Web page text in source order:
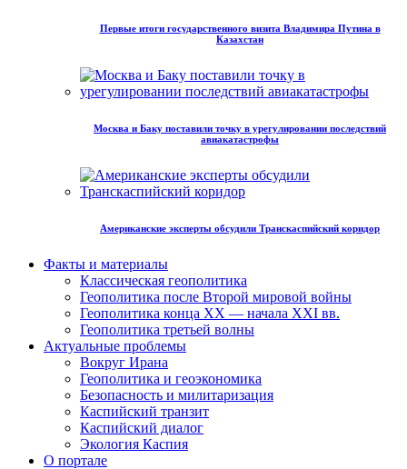
Первые итоги государственного визита Владимира Путина в
Казахстан
Москва и Баку поставили точку в урегулировании последствий
авиакатастрофы
Американские эксперты обсудили Транскаспийский коридор
Факты и материалы
Классическая геополитика
Геополитика после Второй мировой войны
Геополитика конца XX — начала XXI вв.
Геополитика третьей волны
Актуальные проблемы
Вокруг Ирана
Геополитика и геоэкономика
Безопасность и милитаризация
Каспийский транзит
Каспийский диалог
Экология Каспия
О портале